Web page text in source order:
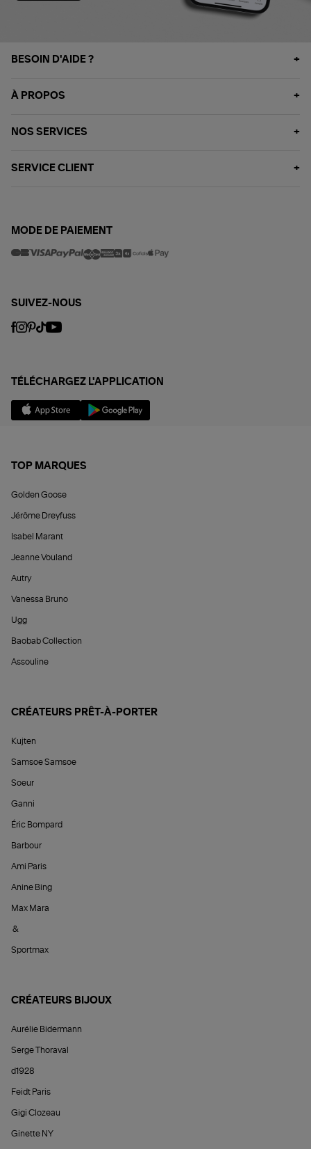
BESOIN D'AIDE ?
À PROPOS
NOS SERVICES
SERVICE CLIENT
MODE DE PAIEMENT
SUIVEZ-NOUS
TÉLÉCHARGEZ L'APPLICATION
TOP MARQUES
Golden Goose
Jérôme Dreyfuss
Isabel Marant
Jeanne Vouland
Autry
Vanessa Bruno
Ugg
Baobab Collection
Assouline
CRÉATEURS PRÊT-À-PORTER
Kujten
Samsoe Samsoe
Soeur
Ganni
Éric Bompard
Barbour
Ami Paris
Anine Bing
Max Mara
&
Sportmax
CRÉATEURS BIJOUX
Aurélie Bidermann
Serge Thoraval
d1928
Feidt Paris
Gigi Clozeau
Ginette NY